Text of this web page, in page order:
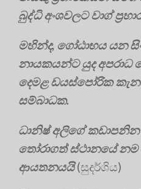
බුද්ධි අංශවලට වාග්
මහින්ද, ගෝඨාභය යන
නායකයන්ට යුද
දෙමළ ඩයස්පෝරික
සම්බාධක.
ධානිෂ් අලිගේ
තෝරාගත් ස්ථානයේ නම
ආයතනයයි(සුදර්ශිය)